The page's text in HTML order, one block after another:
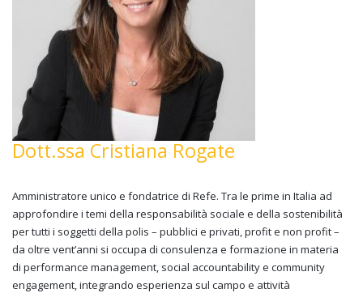
Dott.ssa Cristiana Rogate
Amministratore unico e fondatrice di Refe. Tra le prime in Italia ad
approfondire i temi della responsabilità sociale e della sostenibilità
per tutti i soggetti della polis – pubblici e privati, profit e non profit –
da oltre vent’anni si occupa di consulenza e formazione in materia
di performance management, social accountability e community
engagement, integrando esperienza sul campo e attività